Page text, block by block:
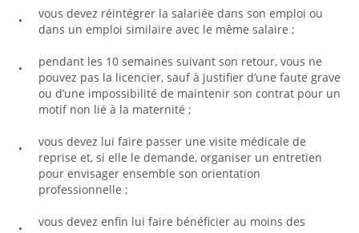
vous devez réintégrer la salariée dans son emploi ou
dans un emploi similaire avec le même salaire ;
pendant les 10 semaines suivant son retour, vous ne
pouvez pas la licencier, sauf à justifier d’une faute grave
ou d’une impossibilité de maintenir son contrat pour un
motif non lié à la maternité ;
vous devez lui faire passer une visite médicale de
reprise et, si elle le demande, organiser un entretien
pour envisager ensemble son orientation
professionnelle ;
vous devez enfin lui faire bénéficier au moins des